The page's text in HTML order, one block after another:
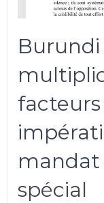
Burundi
mandat
spécial